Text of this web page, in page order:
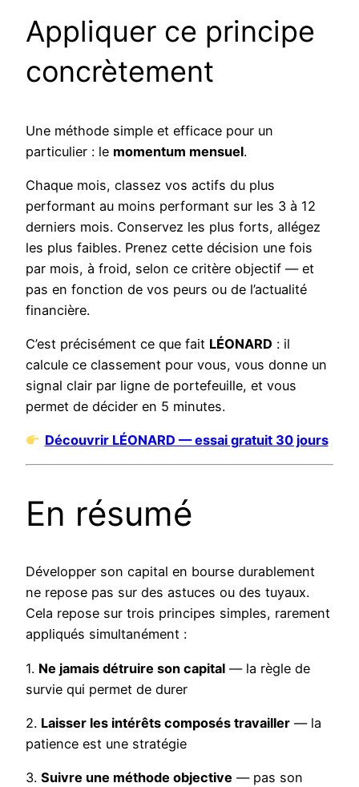
Appliquer ce principe
concrètement
Une méthode simple et efficace pour un
particulier : le momentum mensuel.
Chaque mois, classez vos actifs du plus
performant au moins performant sur les 3 à 12
derniers mois. Conservez les plus forts, allégez
les plus faibles. Prenez cette décision une fois
par mois, à froid, selon ce critère objectif — et
pas en fonction de vos peurs ou de l’actualité
financière.
C’est précisément ce que fait LÉONARD : il
calcule ce classement pour vous, vous donne un
signal clair par ligne de portefeuille, et vous
permet de décider en 5 minutes.
Découvrir LÉONARD — essai gratuit 30 jours
En résumé
Développer son capital en bourse durablement
ne repose pas sur des astuces ou des tuyaux.
Cela repose sur trois principes simples, rarement
appliqués simultanément :
1. Ne jamais détruire son capital — la règle de
survie qui permet de durer
2. Laisser les intérêts composés travailler — la
patience est une stratégie
3. Suivre une méthode objective — pas son